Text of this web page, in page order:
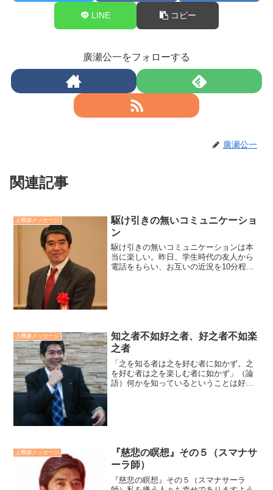
LINE コピー
廣瀬公一をフォローする
廣瀬公一
関連記事
上機嫌メッセージ
駆け引きの無いコミュニケーショ
ン
駆け引きの無いコミュニケーションは本
当に楽しい。昨日、学生時代の友人から
電話をもらい、お互いの近況を10分程伝
上機嫌メッセージ
知之者不如好之者、好之者不如楽
之者
「之を知る者は之を好む者に如かず。之
を好む者は之を楽しむ者に如かず」（論
語）何かを知っているということは好む
上機嫌メッセージ
『慈悲の瞑想』その５（スマナサ
ーラ師）
『慈悲の瞑想』その５（スマナサーラ